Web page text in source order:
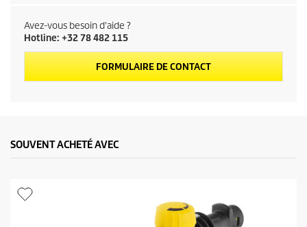
r
o
d
t
Avez-vous besoin d'aide ?
Hotline: +32 78 482 115
FORMULAIRE DE CONTACT
SOUVENT ACHETÉ AVEC